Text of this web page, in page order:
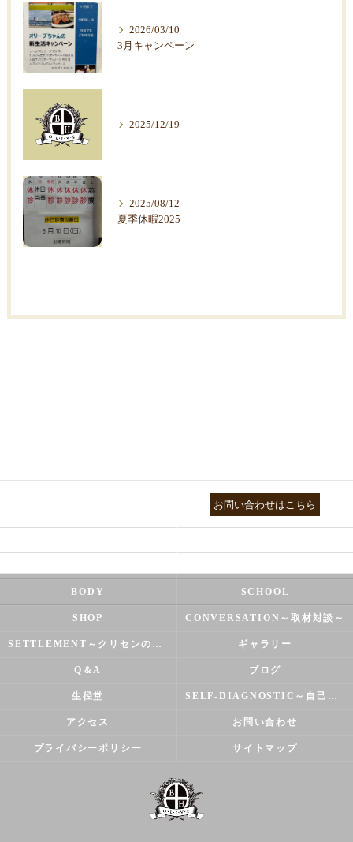
2026/03/10
3月キャンペーン
2025/12/19
2025/08/12
夏季休暇2025
お問い合わせはこちら
BODY SCHOOL
SHOP CONVERSATION～取材対談～
SETTLEMENT～クリセンのズバリ解決シリーズ～ ギャラリー
Q＆A ブログ
生径堂 SELF-DIAGNOSTIC～自己診断～
アクセス お問い合わせ
プライバシーポリシー サイトマップ